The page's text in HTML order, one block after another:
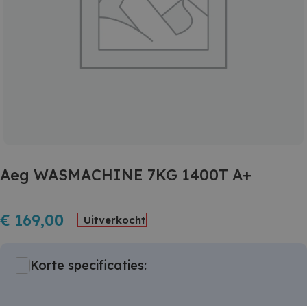
Aeg WASMACHINE 7KG 1400T A+
€ 169,00 Uitverkocht
Korte specificaties: